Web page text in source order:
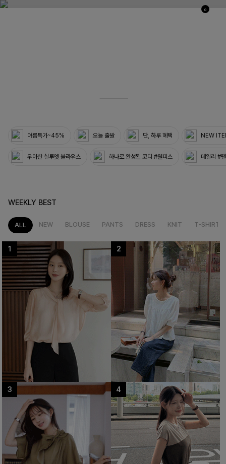
0
여름특가~45% 오늘 출발 단, 하루 혜택 NEW
우아한 실루엣 블라우스 하나로 완성된 코디 #원피스 데일리 #
WEEKLY BEST
ALL NEW BLOUSE PANTS DRESS KNIT T-SHIRT